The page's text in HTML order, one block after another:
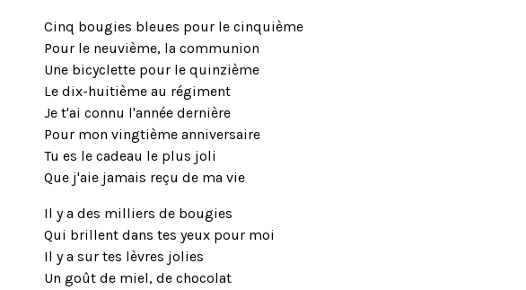
Cinq bougies bleues pour le cinquième
Pour le neuvième, la communion
Une bicyclette pour le quinzième
Le dix-huitième au régiment
Je t'ai connu l'année dernière
Pour mon vingtième anniversaire
Tu es le cadeau le plus joli
Que j'aie jamais reçu de ma vie
Il y a des milliers de bougies
Qui brillent dans tes yeux pour moi
Il y a sur tes lèvres jolies
Un goût de miel, de chocolat